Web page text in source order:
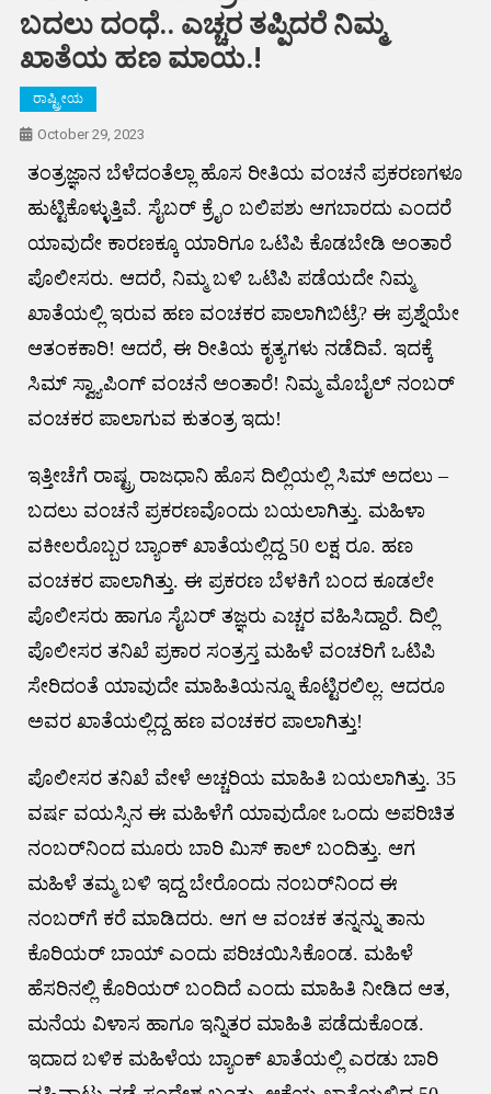
ಬದಲು ದಂಧೆ.. ಎಚ್ಚರ ತಪ್ಪಿದರೆ ನಿಮ್ಮ
ಖಾತೆಯ ಹಣ ಮಾಯ.!
ರಾಷ್ಟ್ರೀಯ
October 29, 2023
ತಂತ್ರಜ್ಞಾನ ಬೆಳೆದಂತೆಲ್ಲಾ ಹೊಸ ರೀತಿಯ ವಂಚನೆ ಪ್ರಕರಣಗಳೂ
ಹುಟ್ಟಿಕೊಳ್ಳುತ್ತಿವೆ. ಸೈಬರ್ ಕ್ರೈಂ ಬಲಿಪಶು ಆಗಬಾರದು ಎಂದರೆ
ಯಾವುದೇ ಕಾರಣಕ್ಕೂ ಯಾರಿಗೂ ಒಟಿಪಿ ಕೊಡಬೇಡಿ ಅಂತಾರೆ
ಪೊಲೀಸರು. ಆದರೆ, ನಿಮ್ಮ ಬಳಿ ಒಟಿಪಿ ಪಡೆಯದೇ ನಿಮ್ಮ
ಖಾತೆಯಲ್ಲಿ ಇರುವ ಹಣ ವಂಚಕರ ಪಾಲಾಗಿಬಿಟ್ರೆ? ಈ ಪ್ರಶ್ನೆಯೇ
ಆತಂಕಕಾರಿ! ಆದರೆ, ಈ ರೀತಿಯ ಕೃತ್ಯಗಳು ನಡೆದಿವೆ. ಇದಕ್ಕೆ
ಸಿಮ್ ಸ್ವ್ಯಾಪಿಂಗ್ ವಂಚನೆ ಅಂತಾರೆ! ನಿಮ್ಮ ಮೊಬೈಲ್ ನಂಬರ್‌
ವಂಚಕರ ಪಾಲಾಗುವ ಕುತಂತ್ರ ಇದು!
ಇತ್ತೀಚೆಗೆ ರಾಷ್ಟ್ರ ರಾಜಧಾನಿ ಹೊಸ ದಿಲ್ಲಿಯಲ್ಲಿ ಸಿಮ್ ಅದಲು –
ಬದಲು ವಂಚನೆ ಪ್ರಕರಣವೊಂದು ಬಯಲಾಗಿತ್ತು. ಮಹಿಳಾ
ವಕೀಲರೊಬ್ಬರ ಬ್ಯಾಂಕ್ ಖಾತೆಯಲ್ಲಿದ್ದ 50 ಲಕ್ಷ ರೂ. ಹಣ
ವಂಚಕರ ಪಾಲಾಗಿತ್ತು. ಈ ಪ್ರಕರಣ ಬೆಳಕಿಗೆ ಬಂದ ಕೂಡಲೇ
ಪೊಲೀಸರು ಹಾಗೂ ಸೈಬರ್ ತಜ್ಞರು ಎಚ್ಚರ ವಹಿಸಿದ್ದಾರೆ. ದಿಲ್ಲಿ
ಪೊಲೀಸರ ತನಿಖೆ ಪ್ರಕಾರ ಸಂತ್ರಸ್ತ ಮಹಿಳೆ ವಂಚರಿಗೆ ಒಟಿಪಿ
ಸೇರಿದಂತೆ ಯಾವುದೇ ಮಾಹಿತಿಯನ್ನೂ ಕೊಟ್ಟಿರಲಿಲ್ಲ. ಆದರೂ
ಅವರ ಖಾತೆಯಲ್ಲಿದ್ದ ಹಣ ವಂಚಕರ ಪಾಲಾಗಿತ್ತು!
ಪೊಲೀಸರ ತನಿಖೆ ವೇಳೆ ಅಚ್ಚರಿಯ ಮಾಹಿತಿ ಬಯಲಾಗಿತ್ತು. 35
ವರ್ಷ ವಯಸ್ಸಿನ ಈ ಮಹಿಳೆಗೆ ಯಾವುದೋ ಒಂದು ಅಪರಿಚಿತ
ನಂಬರ್‌ನಿಂದ ಮೂರು ಬಾರಿ ಮಿಸ್ ಕಾಲ್ ಬಂದಿತ್ತು. ಆಗ
ಮಹಿಳೆ ತಮ್ಮ ಬಳಿ ಇದ್ದ ಬೇರೊಂದು ನಂಬರ್‌ನಿಂದ ಈ
ನಂಬರ್‌ಗೆ ಕರೆ ಮಾಡಿದರು. ಆಗ ಆ ವಂಚಕ ತನ್ನನ್ನು ತಾನು
ಕೊರಿಯರ್ ಬಾಯ್ ಎಂದು ಪರಿಚಯಿಸಿಕೊಂಡ. ಮಹಿಳೆ
ಹೆಸರಿನಲ್ಲಿ ಕೊರಿಯರ್ ಬಂದಿದೆ ಎಂದು ಮಾಹಿತಿ ನೀಡಿದ ಆತ,
ಮನೆಯ ವಿಳಾಸ ಹಾಗೂ ಇನ್ನಿತರ ಮಾಹಿತಿ ಪಡೆದುಕೊಂಡ.
ಇದಾದ ಬಳಿಕ ಮಹಿಳೆಯ ಬ್ಯಾಂಕ್ ಖಾತೆಯಲ್ಲಿ ಎರಡು ಬಾರಿ